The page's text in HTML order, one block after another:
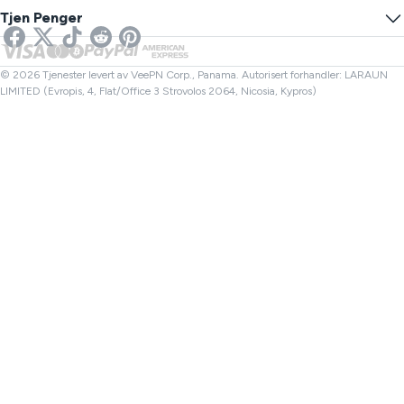
VPN for strømming
Netflix VPN
Online SMS
Lenkesjekker
Filkontroller
UK VPN
Canada VPN
Tyrkia VPN
Tjen Penger
Partnere
© 2026 Tjenester levert av VeePN Corp., Panama. Autorisert forhandler: LARAUN
LIMITED (Evropis, 4, Flat/Office 3 Strovolos 2064, Nicosia, Kypros)